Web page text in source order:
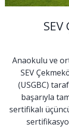
Anaokulu ve
SEV
(USGBC)
başarıyla
sertifikalı